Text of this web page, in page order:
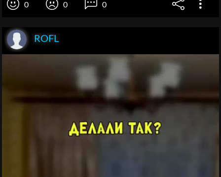
0 0 0
ROFL